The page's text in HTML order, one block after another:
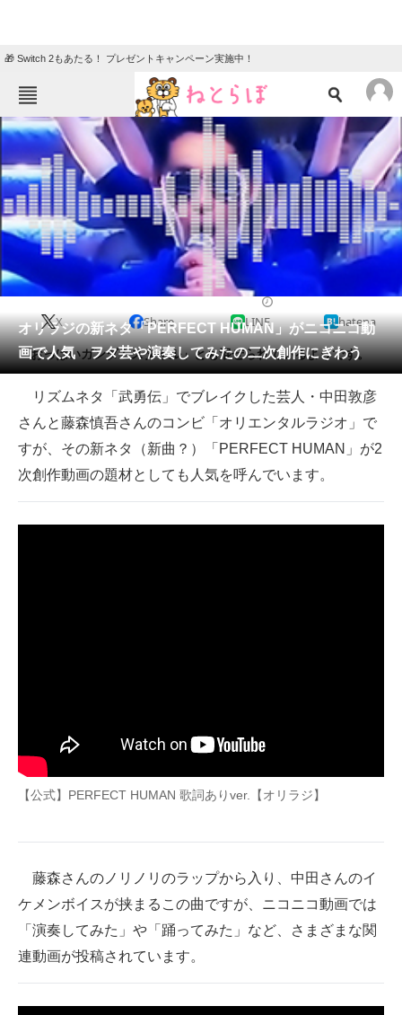
🎁 Switch 2もあたる！ プレゼントキャンペーン実施中！
ねとらぼメニュー
ニュース
エンタメ クイズ
グルメ 地域
住まい 教育・育児
動物 リサーチ
会員記事
メディア
注目記事を集めた総合ページ
ITの今と未来を見通す
スマホと通信の最新トレンド
マーケ×ITの今がよく分かる
ITエンジニア向け専門サイト
製造業のIT導入・活用を支援
エレクトロニクス専門サイト
オリラジの新ネタ「PERFECT HUMAN」がニコニコ動
画で人気 ヲタ芸や演奏してみたの二次創作にぎわう
X Share LINE hatena
「おっぱいガンダムスタイル」とも混ぜられているようです。
リズムネタ「武勇伝」でブレイクした芸人・中田敦彦
さんと藤森慎吾さんのコンビ「オリエンタルラジオ」で
すが、その新ネタ（新曲？）「PERFECT HUMAN」が2
次創作動画の題材としても人気を呼んでいます。
【公式】PERFECT HUMAN 歌詞ありver.【オリラジ】
藤森さんのノリノリのラップから入り、中田さんのイ
ケメンボイスが挟まるこの曲ですが、ニコニコ動画では
「演奏してみた」や「踊ってみた」など、さまざまな関
連動画が投稿されています。